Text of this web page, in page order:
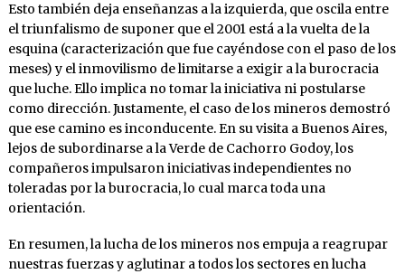
Esto también deja enseñanzas a la izquierda, que oscila entre
el triunfalismo de suponer que el 2001 está a la vuelta de la
esquina (caracterización que fue cayéndose con el paso de los
meses) y el inmovilismo de limitarse a exigir a la burocracia
que luche. Ello implica no tomar la iniciativa ni postularse
como dirección. Justamente, el caso de los mineros demostró
que ese camino es inconducente. En su visita a Buenos Aires,
lejos de subordinarse a la Verde de Cachorro Godoy, los
compañeros impulsaron iniciativas independientes no
toleradas por la burocracia, lo cual marca toda una
orientación.
En resumen, la lucha de los mineros nos empuja a reagrupar
nuestras fuerzas y aglutinar a todos los sectores en lucha